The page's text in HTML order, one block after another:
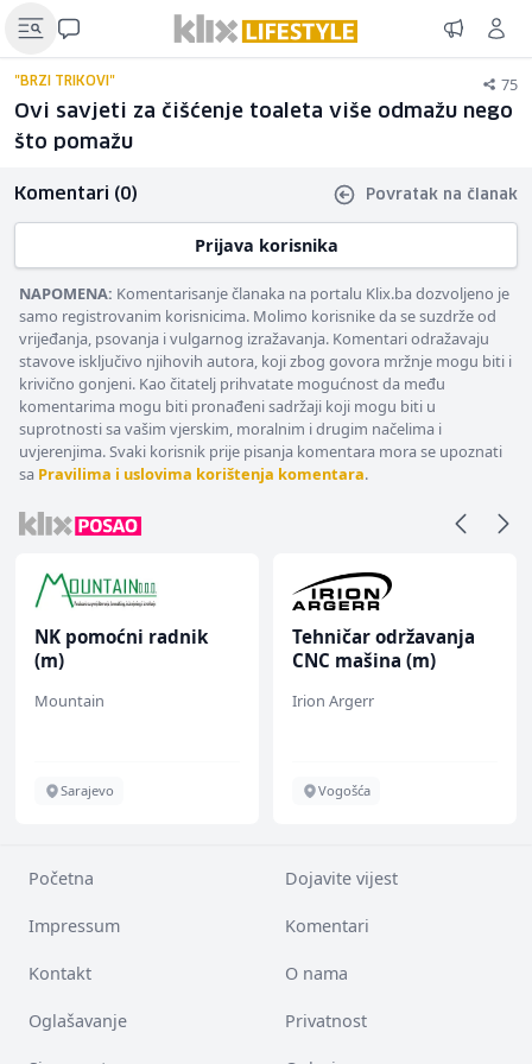
"BRZI TRIKOVI" 75
Ovi savjeti za čišćenje toaleta više odmažu nego
što pomažu
Komentari (0) Povratak na članak
Prijava korisnika
NAPOMENA: Komentarisanje članaka na portalu Klix.ba dozvoljeno je
samo registrovanim korisnicima. Molimo korisnike da se suzdrže od
vrijeđanja, psovanja i vulgarnog izražavanja. Komentari odražavaju
stavove isključivo njihovih autora, koji zbog govora mržnje mogu biti i
krivično gonjeni. Kao čitatelj prihvatate mogućnost da među
komentarima mogu biti pronađeni sadržaji koji mogu biti u
suprotnosti sa vašim vjerskim, moralnim i drugim načelima i
uvjerenjima. Svaki korisnik prije pisanja komentara mora se upoznati
sa Pravilima i uslovima korištenja komentara.
NK pomoćni radnik
(m)
Mountain
Sarajevo
Tehničar održavanja
CNC mašina (m)
Irion Argerr
Vogošća
Početna Dojavite vijest
Impressum Komentari
Kontakt O nama
Oglašavanje Privatnost